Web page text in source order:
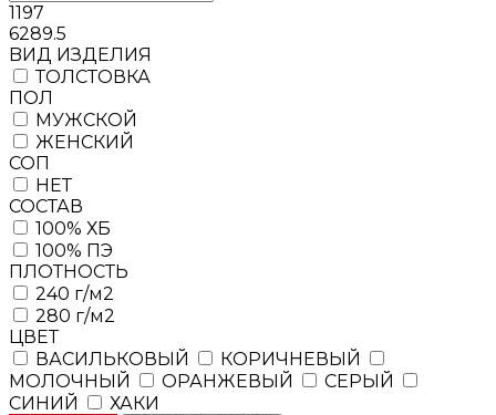
1197
6289.5
BИД ИЗДЕЛИЯ
ТОЛСТОВКА
ПОЛ
МУЖСКОЙ
ЖЕНСКИЙ
СОП
НЕТ
СОСТАВ
100% ХБ
100% ПЭ
ПЛОТНОСТЬ
240 г/м2
280 г/м2
ЦВЕТ
ВАСИЛЬКОВЫЙ
КОРИЧНЕВЫЙ
МОЛОЧНЫЙ
ОРАНЖЕВЫЙ
СЕРЫЙ
СИНИЙ
ХАКИ